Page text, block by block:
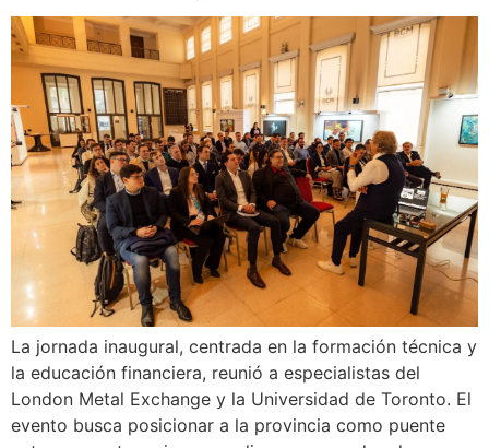
La jornada inaugural, centrada en la formación técnica y
la educación financiera, reunió a especialistas del
London Metal Exchange y la Universidad de Toronto. El
evento busca posicionar a la provincia como puente